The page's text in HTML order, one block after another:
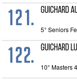
121. GUICHARD
5° Seniors
122. GUICHARD
10° Masters